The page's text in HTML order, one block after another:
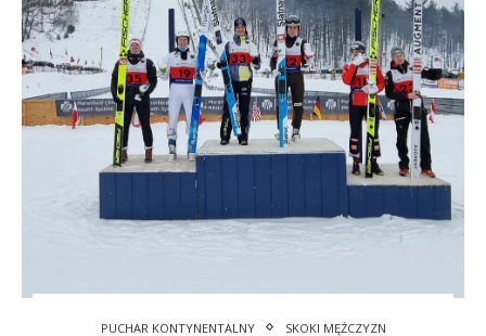
PUCHAR KONTYNENTALNY SKOKI MĘŻCZYZN